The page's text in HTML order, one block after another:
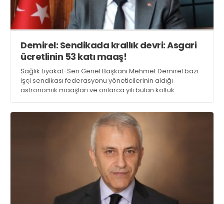
​Demirel: Sendikada krallık devri: Asgari
ücretlinin 53 katı maaş!
Sağlık Liyakat-Sen Genel Başkanı Mehmet Demirel bazı
işçi sendikası federasyonu yöneticilerinin aldığı
astronomik maaşları ve onlarca yılı bulan koltuk